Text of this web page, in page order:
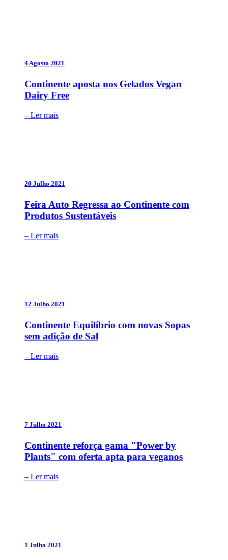
4 Agosto 2021
Continente aposta nos Gelados Vegan
Dairy Free
– Ler mais
20 Julho 2021
Feira Auto Regressa ao Continente com
Produtos Sustentáveis
– Ler mais
12 Julho 2021
Continente Equilíbrio com novas Sopas
sem adição de Sal
– Ler mais
7 Julho 2021
Continente reforça gama "Power by
Plants" com oferta apta para veganos
– Ler mais
1 Julho 2021